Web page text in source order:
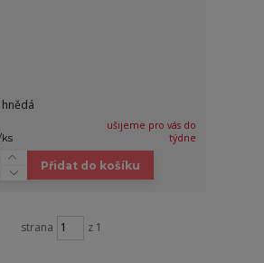
ks
ušijeme pro vás do
týdne
Přidat do košíku
strana z 1